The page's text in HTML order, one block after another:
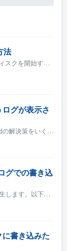
法
1. 初めて焼くときは「マルチセッションディスクを開始する」を選択する。 2. 焼いたディスクをもう一度挿入する。後で焼くために「マルチセッションディスクを続ける」を選択する。 3. プロジェクトは、ディスクに焼いたデータを読み込みます。後で焼くためのデータを追加することができます。
グが表示さ
DAO Error (Device not available)のPerform endの解決策をいくつかご紹介します。 ドライバーのファームウェアをアップグレードまたはロールバックする この問題は、ユーザーがシステムをアップグレードした後やドライブのアップグレードチェックに発生することが多...
グでの書き込
このような不具合は、さまざまな要因で発生します。以下の方法をお試しください： 1. バーナーのデータケーブルを交換する； 2. 外付けの光ディスクドライブレコーダーを使用している場合は、別のUSBポートに変更して、もう一度試してみてください。USBポートによっては、十分なAC電源が供給されない場合があります...
に書き込みた